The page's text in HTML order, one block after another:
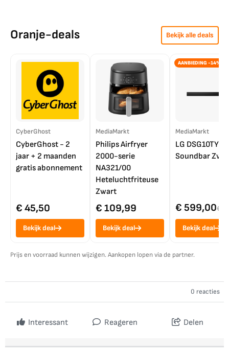
Oranje-deals Bekijk alle deals
CyberGhost
CyberGhost - 2
jaar + 2 maanden
gratis abonnement
€ 45,50
Bekijk deal
MediaMarkt
Philips Airfryer
2000-serie
NA321/00
Heteluchtfriteuse
Zwart
€ 109,99
Bekijk deal
AANBIEDING -14%
MediaMarkt
LG DSG10TY
Soundbar
€ 599,00€
Bekijk deal
Prijs en voorraad kunnen wijzigen. Aankopen lopen via de partner.
0 reacties
Interessant Reageren Delen